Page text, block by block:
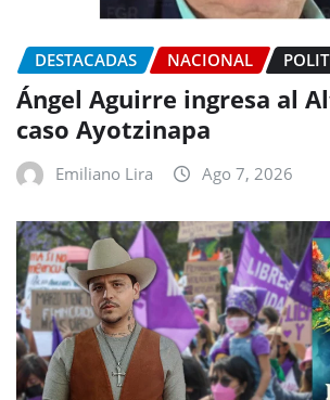
DESTACADAS NACIONAL
Ángel Aguirre ingresa al
caso Ayotzinapa
Emiliano Lira Ago 7, 2026